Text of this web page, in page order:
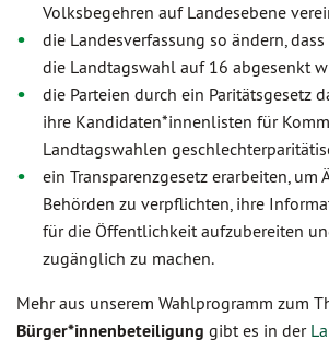
Volksbegehren auf Landesebene
die Landesverfassung so ändern,
die Landtagswahl auf 16 abgesenkt
die Parteien durch ein Paritätsgesetz
ihre Kandidaten*innenlisten für
Landtagswahlen
ein Transparenzgesetz erarbeiten, um
Behörden zu verpflichten, ihre
für die Öffentlichkeit aufzubereiten
zugänglich zu machen.
Mehr aus unserem Wahlprogramm zum
Bürger*innenbeteiligung gibt es in der